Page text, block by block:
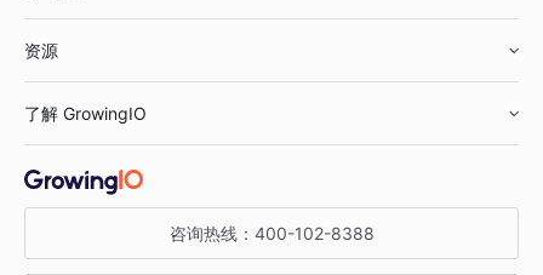
鞋服行业
汽车行业
金融行业
智能运营
获客分析
资源
增长公开课
增长博客
了解 GrowingIO
关于 GrowingIO
增长大会
咨询热线： 400-102-8388